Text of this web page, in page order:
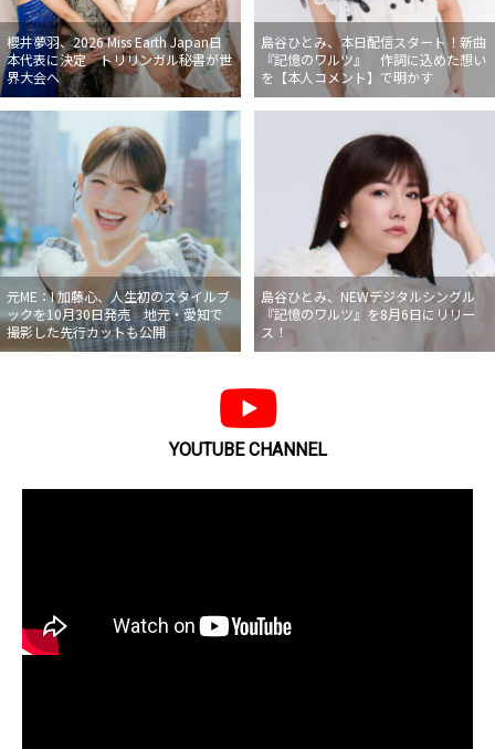
櫻井夢羽、2026 Miss Earth Japan日
本代表に決定 トリリンガル秘書が世
界大会へ
島谷ひとみ、本日配信スタート！新曲
『記憶のワルツ』 作詞に込めた想い
を【本人コメント】で明かす
元ME：I 加藤心、人生初のスタイルブ
ックを10月30日発売 地元・愛知で
撮影した先行カットも公開
島谷ひとみ、NEWデジタルシングル
『記憶のワルツ』を8月6日にリリー
ス！
YOUTUBE CHANNEL